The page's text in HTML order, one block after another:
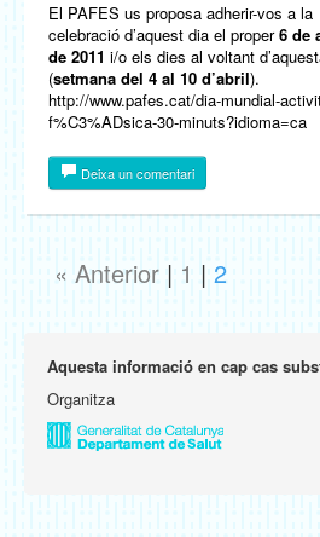
El PAFES us proposa adherir-vos a la
celebració d’aquest dia el proper6 de
de 2011 i/o els dies al voltant
(setmana del 4 al 10 d’abril).
http://www.pafes.cat/dia-mundial-
f%C3%ADsica-30-minuts?idioma=ca
Deixa un comentari
« Anterior | 1 | 2
Aquesta informació en cap cas
Organitza